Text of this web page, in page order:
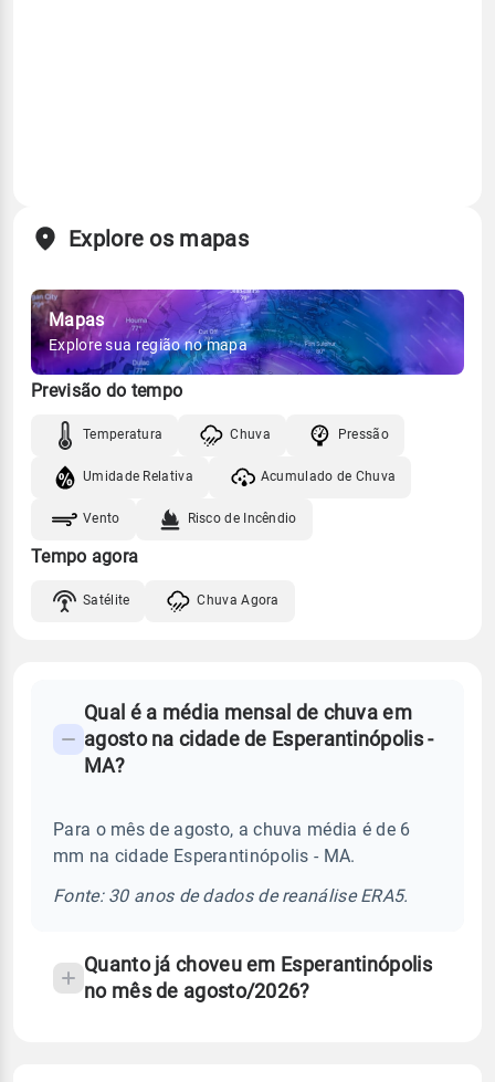
Explore os mapas
Mapas
Explore sua região no mapa
Previsão do tempo
Temperatura Chuva Pressão
Umidade Relativa Acumulado de Chuva
Vento Risco de Incêndio
Tempo agora
Satélite Chuva Agora
Perguntas
frequentes
chuva
temperatura
Qual é a média mensal de chuva em
agosto na cidade de Esperantinópolis -
MA?
Para o mês de agosto, a chuva média é de 6
mm na cidade Esperantinópolis - MA.
Fonte: 30 anos de dados de reanálise ERA5.
Quanto já choveu em Esperantinópolis
no mês de agosto/2026?